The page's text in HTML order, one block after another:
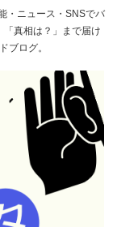
・ニュース・SNSでバ
真相は？」まで届け
ブログ。